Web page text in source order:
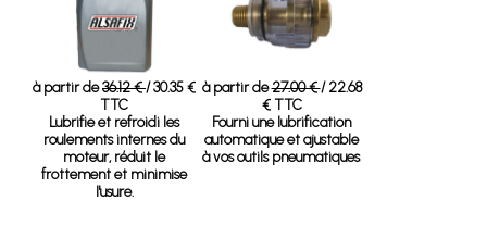
à partir de36.12 €/ 30.35 €
TTC
Lubrifie et refroidi les
roulements internes du
moteur, réduit le
frottement et minimise
l'usure.
à partir de27.00 €/ 22.68
€ TTC
Fourni une lubrification
automatique et ajustable
à vos outils pneumatiques.